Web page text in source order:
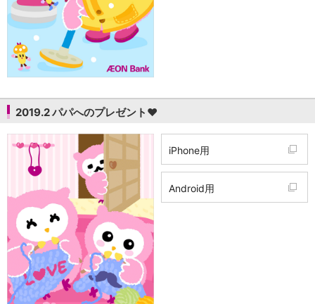
2019.2 パパへのプレゼント❤
iPhone用
Android用